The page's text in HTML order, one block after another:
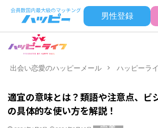
男性登録
出会い恋愛のハッピーメール ハッピーラ
適宜の意味とは？類語や注意点、ビ
の具体的な使い方を解説！